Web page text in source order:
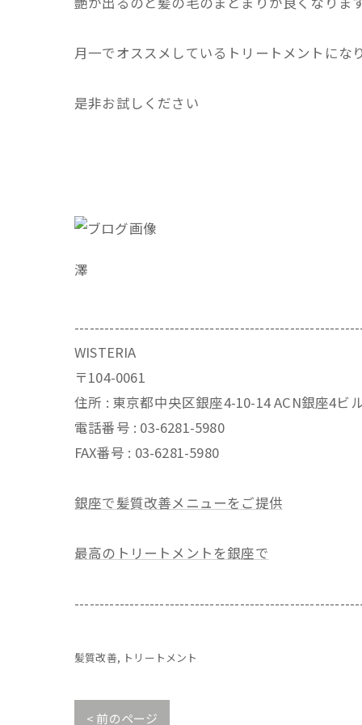
月一でオススメしているトリートメントにな
是非お試しください
澤
WISTERIA
〒104-0061
住所 : 東京都中央区銀座4-10-14 ACN銀座4ビ
電話番号 : 03-6281-5980
FAX番号 : 03-6281-5980
銀座で髪質改善メニューをご提供
最高のトリートメントを銀座で
髪質改善 トリートメント
< 前のページ